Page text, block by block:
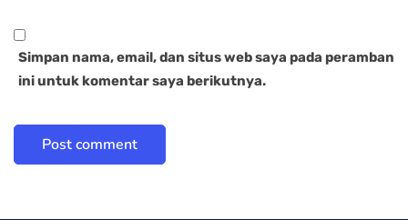
Simpan nama, email, dan situs web saya pada peramban
ini untuk komentar saya berikutnya.